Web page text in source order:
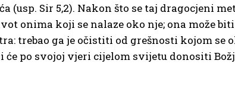
(usp. Sir 5,2). Nakon što se taj dragocjeni
onima koji se nalaze oko nje; ona može
trebao ga je očistiti od grešnosti kojom
će po svojoj vjeri cijelom svijetu donositi